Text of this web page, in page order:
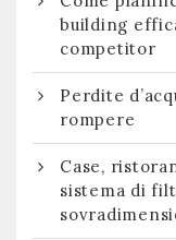
building
competitor
Perdite
rompere
Case,
sistema di